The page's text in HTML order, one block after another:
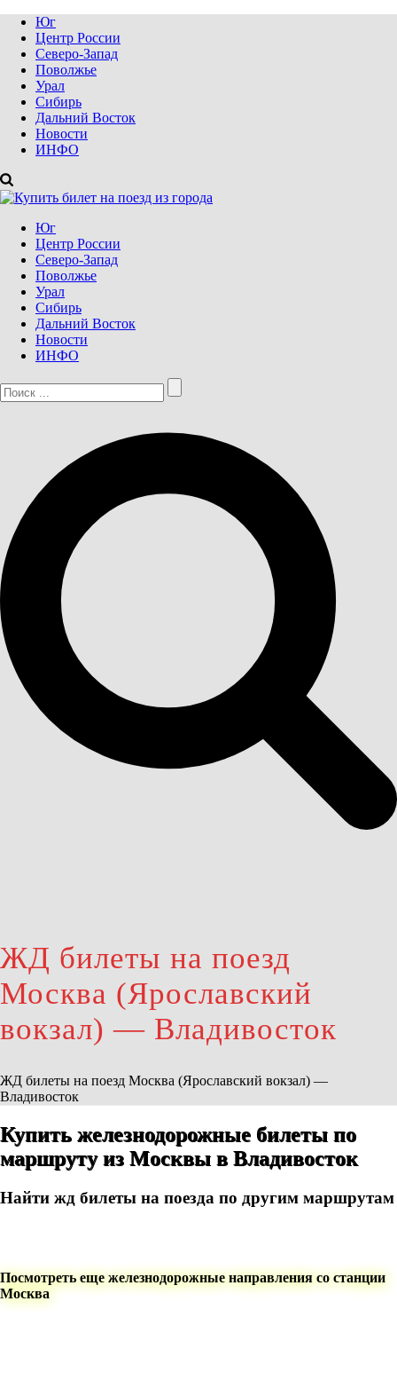
Юг
Центр России
Северо-Запад
Поволжье
Урал
Сибирь
Дальний Восток
Новости
ИНФО
Юг
Центр России
Северо-Запад
Поволжье
Урал
Сибирь
Дальний Восток
Новости
ИНФО
ЖД билеты на поезд
Москва (Ярославский
вокзал) — Владивосток
ЖД билеты на поезд Москва (Ярославский вокзал) —
Владивосток
Купить железнодорожные билеты по
маршруту из Москвы в Владивосток
Найти жд билеты на поезда по другим маршрутам
Посмотреть еще железнодорожные направления со станции
Москва